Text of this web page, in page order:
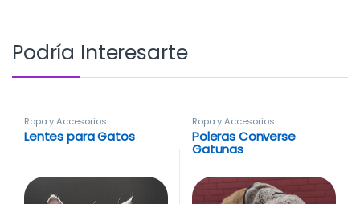
Podría Interesarte
Ropa y Accesorios
Lentes para Gatos
Ropa y Accesorios
Poleras Converse
Gatunas